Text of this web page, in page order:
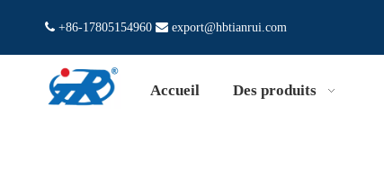
 +86-17805154960  export@hbtianrui.com
Accueil Des produits